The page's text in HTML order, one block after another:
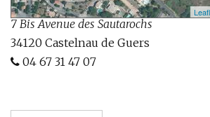
7 Bis Avenue des Sautarochs
34120 Castelnau de Guers
04 67 31 47 07